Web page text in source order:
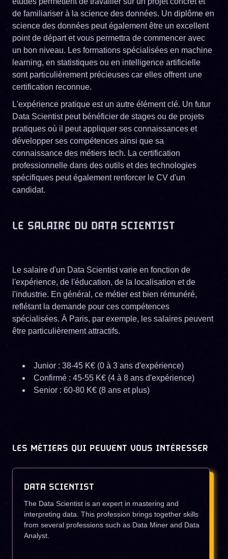
de familiariser à la science des données. Un diplôme en
science des données peut également être un excellent
point de départ et vous permettra de commencer avec
un bon niveau. Les formations spécialisées en machine
learning, en statistiques ou en intelligence artificielle
sont particulièrement précieuses car elles offrent une
certification reconnue.
L'expérience pratique est un autre élément clé. Un futur
Data Scientist peut bénéficier de stages ou de projets
pratiques où il peut appliquer ses connaissances et
développer ses compétences ainsi que sa
connaissance des métiers tech. La certification
professionnelle dans des outils et des technologies
spécifiques peut également renforcer le CV d'un
candidat.
LE SALAIRE DU DATA SCIENTIST
Le salaire d'un Data Scientist varie en fonction de
l'expérience, de l'éducation, de la localisation et de
l'industrie. En général, ce métier est bien rémunéré,
reflétant la demande pour ces compétences
spécialisées. À Paris, par exemple, les salaires peuvent
être particulièrement attractifs.
Junior : 38-45 K€ (0 à 3 ans d'expérience)
Confirmé : 45-55 K€ (4 à 8 ans d'expérience)
Senior : 60-80 K€ (8 ans et plus)
LES MÉTIERS QUI PEUVENT VOUS INTÉRESSER
DATA SCIENTIST
The Data Scientist is an expert in mastering and
interpreting data. This profession brings together skills
from several professions such as Data Miner and Data
Analyst.